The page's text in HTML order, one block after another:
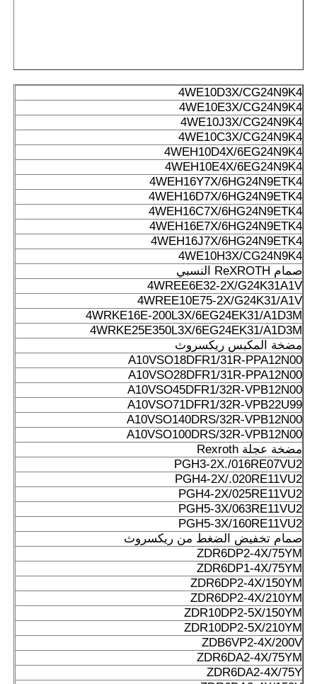
4WE10D3X/CG24N9K4
4WE10E3X/CG24N9K4
4WE10J3X/CG24N9K4
4WE10C3X/CG24N9K4
4WEH10D4X/6EG24N9K4
4WEH10E4X/6EG24N9K4
4WEH16Y7X/6HG24N9ETK4
4WEH16D7X/6HG24N9ETK4
4WEH16C7X/6HG24N9ETK4
4WEH16E7X/6HG24N9ETK4
4WEH16J7X/6HG24N9ETK4
4WE10H3X/CG24N9K4
صمام ReXROTH النسبي
4WREE6E32-2X/G24K31A1V
4WREE10E75-2X/G24K31/A1V
4WRKE16E-200L3X/6EG24EK31/A1D3M
4WRKE25E350L3X/6EG24EK31/A1D3M
مضخة المكبس ريكسروث
A10VSO18DFR1/31R-PPA12N00
A10VSO28DFR1/31R-PPA12N00
A10VSO45DFR1/32R-VPB12N00
A10VSO71DFR1/32R-VPB22U99
A10VSO140DRS/32R-VPB12N00
A10VSO100DRS/32R-VPB12N00
مضخة عجلة Rexroth
PGH3-2X./016RE07VU2
PGH4-2X/.020RE11VU2
PGH4-2X/025RE11VU2
PGH5-3X/063RE11VU2
PGH5-3X/160RE11VU2
صمام تخفيض الضغط من ريكسروث
ZDR6DP2-4X/75YM
ZDR6DP1-4X/75YM
ZDR6DP2-4X/150YM
ZDR6DP2-4X/210YM
ZDR10DP2-5X/150YM
ZDR10DP2-5X/210YM
ZDB6VP2-4X/200V
ZDR6DA2-4X/75YM
ZDR6DA2-4X/75Y